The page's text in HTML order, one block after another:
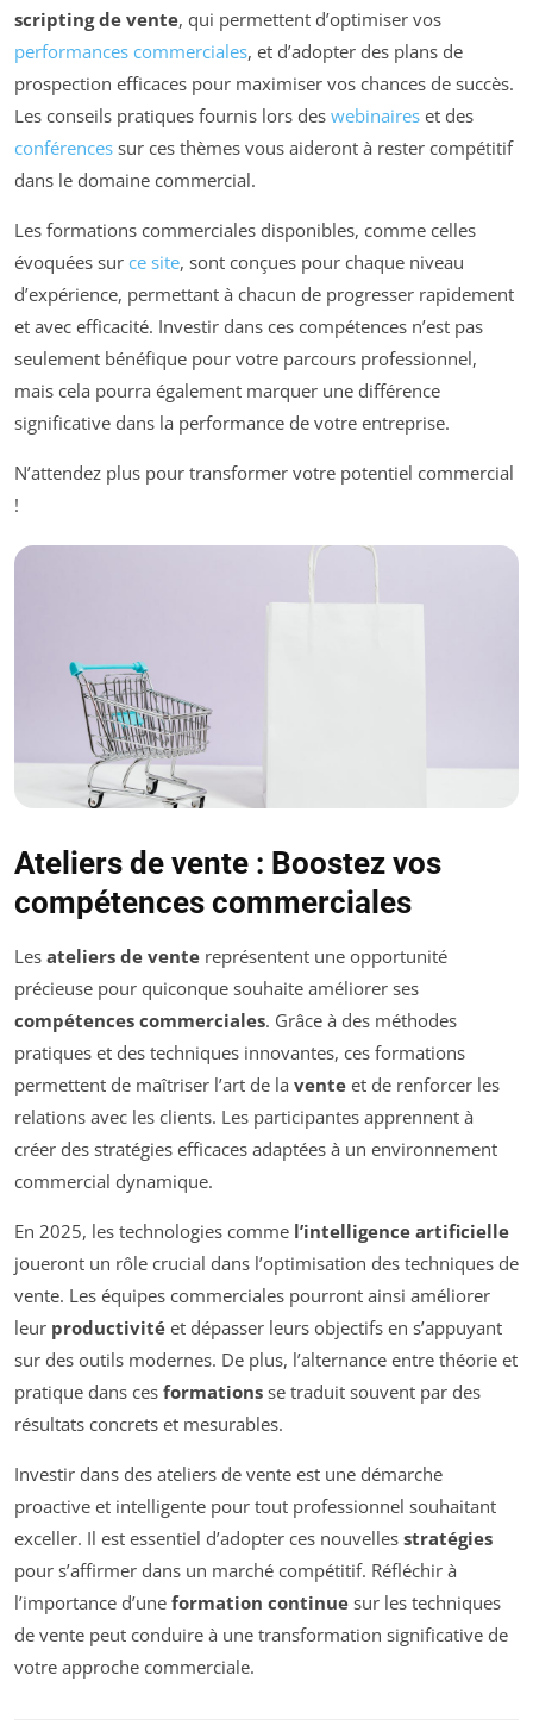
scripting de vente, qui permettent d’optimiser vos
performances commerciales, et d’adopter des plans de
prospection efficaces pour maximiser vos chances de succès.
Les conseils pratiques fournis lors des webinaires et des
conférences sur ces thèmes vous aideront à rester compétitif
dans le domaine commercial.
Les formations commerciales disponibles, comme celles
évoquées sur ce site, sont conçues pour chaque niveau
d’expérience, permettant à chacun de progresser rapidement
et avec efficacité. Investir dans ces compétences n’est pas
seulement bénéfique pour votre parcours professionnel,
mais cela pourra également marquer une différence
significative dans la performance de votre entreprise.
N’attendez plus pour transformer votre potentiel commercial
!
Ateliers de vente : Boostez vos
compétences commerciales
Les ateliers de vente représentent une opportunité
précieuse pour quiconque souhaite améliorer ses
compétences commerciales. Grâce à des méthodes
pratiques et des techniques innovantes, ces formations
permettent de maîtriser l’art de la vente et de renforcer les
relations avec les clients. Les participantes apprennent à
créer des stratégies efficaces adaptées à un environnement
commercial dynamique.
En 2025, les technologies comme l’intelligence artificielle
joueront un rôle crucial dans l’optimisation des techniques de
vente. Les équipes commerciales pourront ainsi améliorer
leur productivité et dépasser leurs objectifs en s’appuyant
sur des outils modernes. De plus, l’alternance entre théorie et
pratique dans ces formations se traduit souvent par des
résultats concrets et mesurables.
Investir dans des ateliers de vente est une démarche
proactive et intelligente pour tout professionnel souhaitant
exceller. Il est essentiel d’adopter ces nouvelles stratégies
pour s’affirmer dans un marché compétitif. Réfléchir à
l’importance d’une formation continue sur les techniques
de vente peut conduire à une transformation significative de
votre approche commerciale.